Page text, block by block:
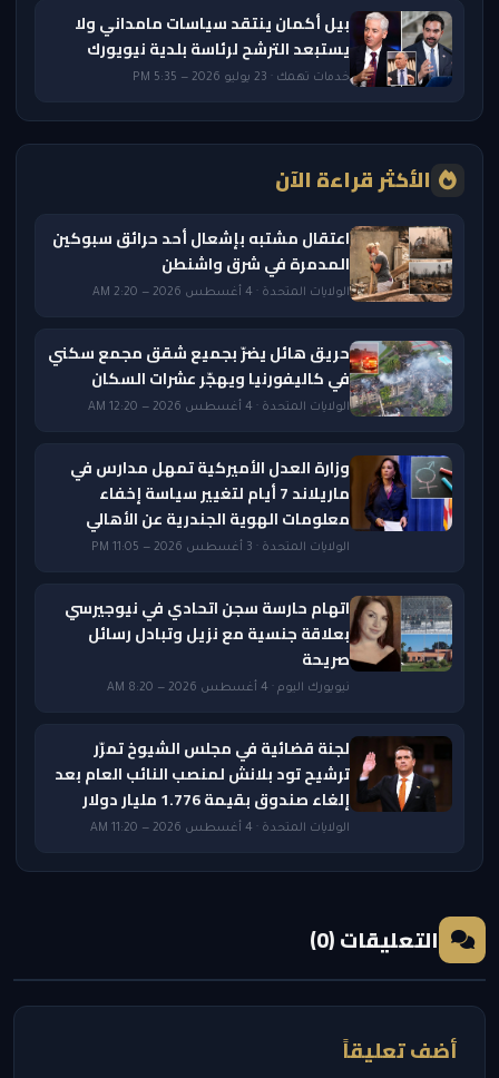
بيل أكمان ينتقد سياسات مامداني ولا
يستبعد الترشح لرئاسة بلدية نيويورك
خدمات تهمك · 23 يوليو 2026 — 5:35 PM
الأكثر قراءة الآن
اعتقال مشتبه بإشعال أحد حرائق سبوكين
المدمرة في شرق واشنطن
الولايات المتحدة · 4 أغسطس 2026 — 2:20 AM
حريق هائل يضرّ بجميع شقق مجمع سكني
في كاليفورنيا ويهجّر عشرات السكان
الولايات المتحدة · 4 أغسطس 2026 — 12:20 AM
وزارة العدل الأميركية تمهل مدارس في
ماريلاند 7 أيام لتغيير سياسة إخفاء
معلومات الهوية الجندرية عن الأهالي
الولايات المتحدة · 3 أغسطس 2026 — 11:05 PM
اتهام حارسة سجن اتحادي في نيوجيرسي
بعلاقة جنسية مع نزيل وتبادل رسائل
صريحة
نيويورك اليوم · 4 أغسطس 2026 — 8:20 AM
لجنة قضائية في مجلس الشيوخ تمرّر
ترشيح تود بلانش لمنصب النائب العام بعد
إلغاء صندوق بقيمة 1.776 مليار دولار
الولايات المتحدة · 4 أغسطس 2026 — 11:20 AM
التعليقات (0)
أضف تعليقاً